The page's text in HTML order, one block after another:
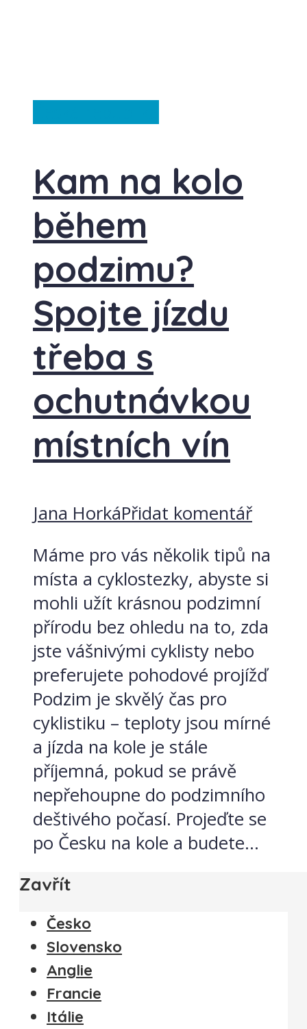
Kam na kolo
během
podzimu?
Spojte jízdu
třeba s
ochutnávkou
místních vín
Jana HorkáPřidat komentář
Máme pro vás několik tipů na
místa a cyklostezky, abyste si
mohli užít krásnou podzimní
přírodu bez ohledu na to, zda
jste vášnivými cyklisty nebo
preferujete pohodové projížď
Podzim je skvělý čas pro
cyklistiku – teploty jsou mírné
a jízda na kole je stále
příjemná, pokud se právě
nepřehoupne do podzimního
deštivého počasí. Projeďte se
po Česku na kole a budete...
Zavřít
Česko
Slovensko
Anglie
Francie
Itálie